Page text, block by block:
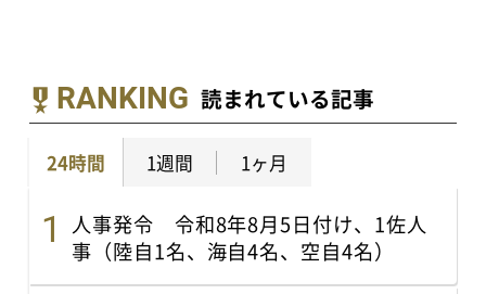
RANKING 読まれている記事
24時間 1週間 1ヶ月
人事発令 令和8年8月5日付け、1佐人
事（陸自1名、海自4名、空自4名）